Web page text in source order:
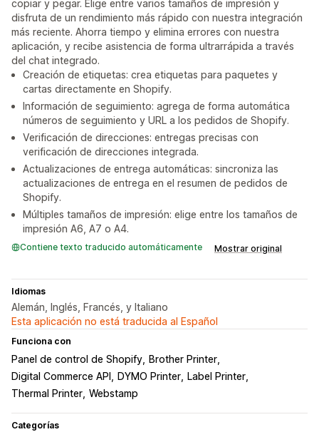
copiar y pegar. Elige entre varios tamaños de impresión y
disfruta de un rendimiento más rápido con nuestra integración
más reciente. Ahorra tiempo y elimina errores con nuestra
aplicación, y recibe asistencia de forma ultrarrápida a través
del chat integrado.
Creación de etiquetas: crea etiquetas para paquetes y
cartas directamente en Shopify.
Información de seguimiento: agrega de forma automática
números de seguimiento y URL a los pedidos de Shopify.
Verificación de direcciones: entregas precisas con
verificación de direcciones integrada.
Actualizaciones de entrega automáticas: sincroniza las
actualizaciones de entrega en el resumen de pedidos de
Shopify.
Múltiples tamaños de impresión: elige entre los tamaños de
impresión A6, A7 o A4.
Contiene texto traducido automáticamente Mostrar original
Idiomas
Alemán, Inglés, Francés, y Italiano
Esta aplicación no está traducida al Español
Funciona con
Panel de control de Shopify
Brother Printer
Digital Commerce API
DYMO Printer
Label Printer
Thermal Printer Webstamp
Categorías